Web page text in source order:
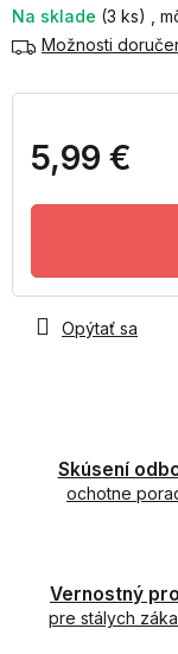
Na sklade (3 ks)
Možnosti
5,99 €
Skúsení
ochotne
Vernostný
pre stálych
Opýtať sa